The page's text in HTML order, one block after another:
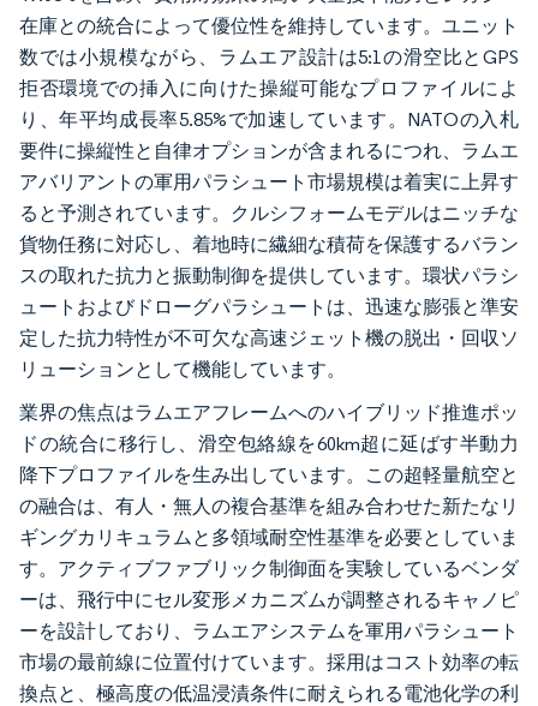
在庫との統合によって優位性を維持しています。ユニット
数では小規模ながら、ラムエア設計は5:1の滑空比とGPS
拒否環境での挿入に向けた操縦可能なプロファイルによ
り、年平均成長率5.85%で加速しています。NATOの入札
要件に操縦性と自律オプションが含まれるにつれ、ラムエ
アバリアントの軍用パラシュート市場規模は着実に上昇す
ると予測されています。クルシフォームモデルはニッチな
貨物任務に対応し、着地時に繊細な積荷を保護するバラン
スの取れた抗力と振動制御を提供しています。環状パラシ
ュートおよびドローグパラシュートは、迅速な膨張と準安
定した抗力特性が不可欠な高速ジェット機の脱出・回収ソ
リューションとして機能しています。
業界の焦点はラムエアフレームへのハイブリッド推進ポッ
ドの統合に移行し、滑空包絡線を60km超に延ばす半動力
降下プロファイルを生み出しています。この超軽量航空と
の融合は、有人・無人の複合基準を組み合わせた新たなリ
ギングカリキュラムと多領域耐空性基準を必要としていま
す。アクティブファブリック制御面を実験しているベンダ
ーは、飛行中にセル変形メカニズムが調整されるキャノピ
ーを設計しており、ラムエアシステムを軍用パラシュート
市場の最前線に位置付けています。採用はコスト効率の転
換点と、極高度の低温浸漬条件に耐えられる電池化学の利